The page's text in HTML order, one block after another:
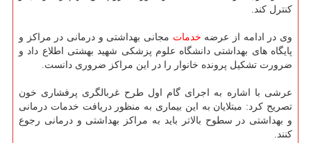
كنترل كند.
وی در ادامه از عرضه خدمات مجانی بهداشتی و درمانی در مراكز و
پایگاه های بهداشتی دانشگاه علوم پزشكی شهید بهشتی اطلاع داد و
ضرورت تشكیل پرونده خانوار را در این مراكز ضروری دانست.
عرشی با اشاره به اجرای گام اول طرح غربالگری پرفشاری خون
تصریح كرد: مبتلایان به این بیماری به منظور دریافت خدمات درمانی
و بهداشتی در سطوح بالاتر باید به مراكز بهداشتی و درمانی رجوع
كنند.